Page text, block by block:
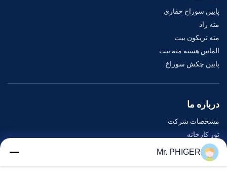
پایین سوراخ حفاری
مته راد
مته تریکون بیت
الماس هسته مته بیت
پایین چکش سوراخ
درباره ما
مشخصات شرکت
تور کارخانه
کنترل کیفیت
نقشه سایت
Mr. PHIGER